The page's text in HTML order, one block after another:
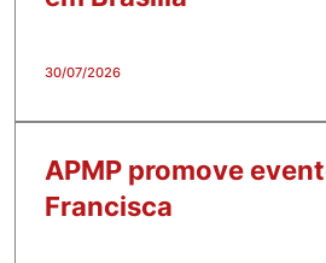
30/07/2026
APMP promove
Francisca